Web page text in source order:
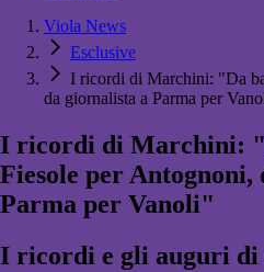
Viola News
Esclusive
I ricordi di Marchini: "Da
da giornalista a Parma per
I ricordi di Marchini:
Fiesole per Antognoni,
Parma per Vanoli"
I ricordi e gli auguri di